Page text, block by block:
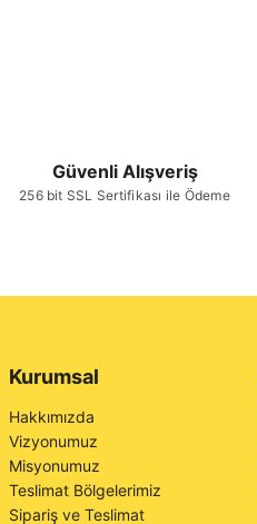
Güvenli Alışveriş
256 bit SSL Sertifikası ile Ödeme
Kurumsal
Hakkımızda
Vizyonumuz
Misyonumuz
Teslimat Bölgelerimiz
Sipariş ve Teslimat